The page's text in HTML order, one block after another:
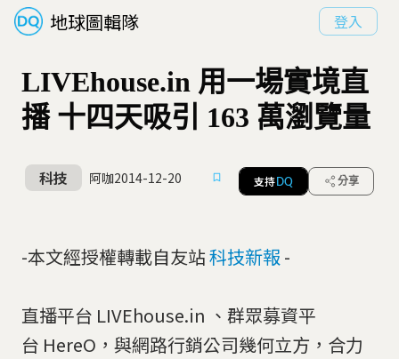
地球圖輯隊 登入
LIVEhouse.in 用一場實境直
播 十四天吸引 163 萬瀏覽量
科技 阿咖2014-12-20 支持 DQ 分享
-本文經授權轉載自友站科技新報 -
直播平台 LIVEhouse.in 、群眾募資平
台 HereO，與網路行銷公司幾何立方，合力